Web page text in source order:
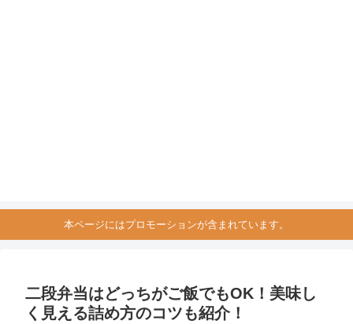
本ページにはプロモーションが含まれています。
二段弁当はどっちがご飯でもOK！美味し
く見える詰め方のコツも紹介！